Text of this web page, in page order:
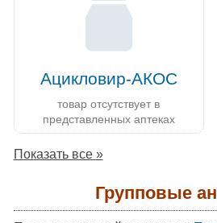
Ацикловир-АКОС
товар отсутствует в
представленных аптеках
Показать все »
Групповые